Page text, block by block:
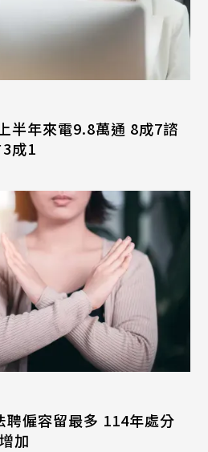
半年來電9.8萬通 8成7諮
成1
聘僱容留最多 114年處分
加